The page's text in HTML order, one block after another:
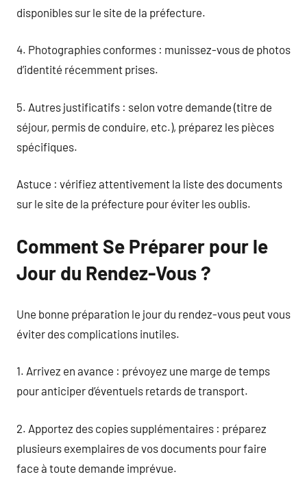
disponibles sur le site de la préfecture.
4. Photographies conformes : munissez-vous de photos
d’identité récemment prises.
5. Autres justificatifs : selon votre demande (titre de
séjour, permis de conduire, etc.), préparez les pièces
spécifiques.
Astuce : vérifiez attentivement la liste des documents
sur le site de la préfecture pour éviter les oublis.
Comment Se Préparer pour le
Jour du Rendez-Vous ?
Une bonne préparation le jour du rendez-vous peut vous
éviter des complications inutiles.
1. Arrivez en avance : prévoyez une marge de temps
pour anticiper d’éventuels retards de transport.
2. Apportez des copies supplémentaires : préparez
plusieurs exemplaires de vos documents pour faire
face à toute demande imprévue.